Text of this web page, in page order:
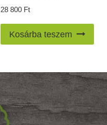
28 800 Ft
Kosárba teszem